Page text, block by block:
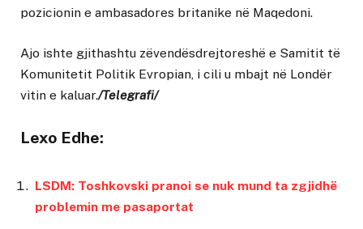
pozicionin e ambasadores britanike në Maqedoni.
Ajo ishte gjithashtu zëvendësdrejtoreshë e Samitit të
Komunitetit Politik Evropian, i cili u mbajt në Londër
vitin e kaluar./Telegrafi/
Lexo Edhe:
LSDM: Toshkovski pranoi se nuk mund ta zgjidhë
problemin me pasaportat